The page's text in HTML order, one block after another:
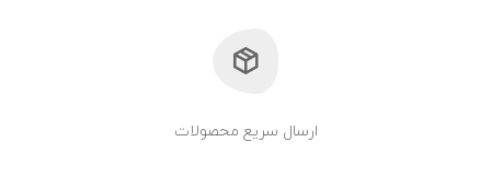
ارسال سریع محصولات